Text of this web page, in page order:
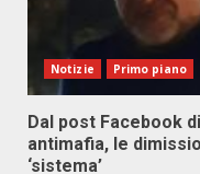
Notizie Primo piano
Dal post Facebook
antimafia, le
‘sistema’